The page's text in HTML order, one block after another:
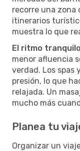
recorre una zona
itinerarios
muestra lo que
El ritmo
menor afluencia
verdad. Los spas
presión, lo que
relajada. Un
mucho más
Planea tu
Organizar un